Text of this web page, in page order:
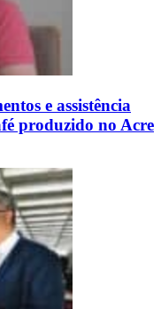
e assistência
produzido no Acre